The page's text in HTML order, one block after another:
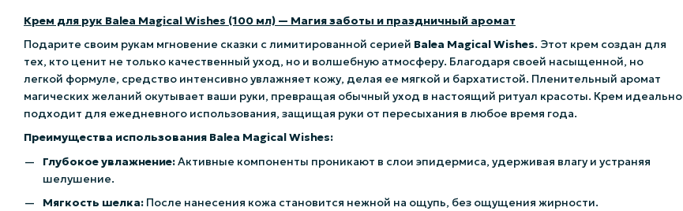
Крем для рук Balea Magical Wishes (100 мл) — Магия заботы и праздничный аромат
Подарите своим рукам мгновение сказки с лимитированной серией Balea Magical Wishes. Этот крем создан для
тех, кто ценит не только качественный уход, но и волшебную атмосферу. Благодаря своей насыщенной, но
легкой формуле, средство интенсивно увлажняет кожу, делая ее мягкой и бархатистой. Пленительный аромат
магических желаний окутывает ваши руки, превращая обычный уход в настоящий ритуал красоты. Крем идеально
подходит для ежедневного использования, защищая руки от пересыхания в любое время года.
Преимущества использования Balea Magical Wishes:
Глубокое увлажнение:Активные компоненты проникают в слои эпидермиса, удерживая влагу и устраняя
шелушение.
Мягкость шелка: После нанесения кожа становится нежной на ощупь, без ощущения жирности.